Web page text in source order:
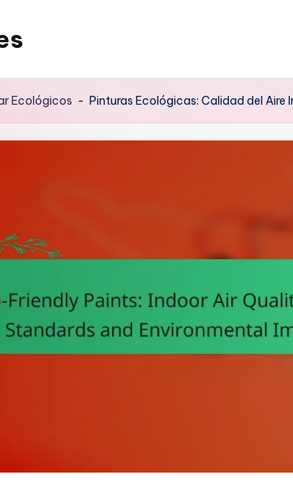
Ecológicos - Pinturas Ecológicas: Calidad del